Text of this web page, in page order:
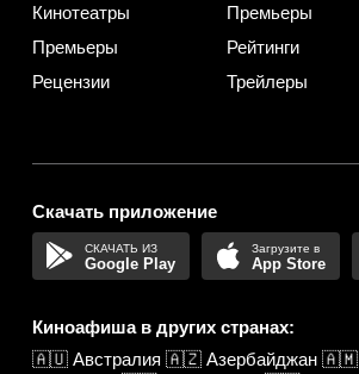
Кинотеатры
Премьеры
Рецензии
Премьеры
Рейтинги
Трейлеры
Скачать приложение
Google Play App Store
Киноафиша в других странах:
🇦🇺 Австралия 🇦🇿 Азербайджан 🇦🇲